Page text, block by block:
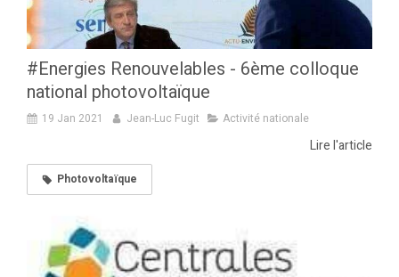
#Energies Renouvelables - 6ème colloque
national photovoltaïque
19 Jan 2021 Jean-Luc Fugit Activité nationale
Lire l'article
Photovoltaïque